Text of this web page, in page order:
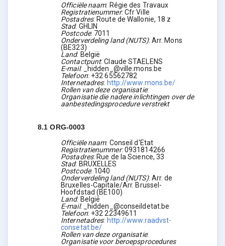
Officiële naam: Régie des Travaux
Registratienummer: Cfr Ville
Postadres:Route de Wallonie, 18 z
Stad: GHLIN
Postcode: 7011
Onderverdeling land (NUTS): Arr. Mons
(BE323)
Land: België
Contactpunt:Claude STAELENS
E-mail:
_hidden_@ville.mons.be
Telefoon: +32 65562782
Internetadres: http://www.mons.be/
Rollen van deze organisatie:
Organisatie die nadere inlichtingen over de
aanbestedingsprocedure verstrekt
8.1ORG-0003
Officiële naam: Conseil d'Etat
Registratienummer: 0931814266
Postadres:Rue de la Science, 33
Stad: BRUXELLES
Postcode: 1040
Onderverdeling land (NUTS): Arr. de
Bruxelles-Capitale/Arr. Brussel-
Hoofdstad (BE100)
Land: België
E-mail:
_hidden_@conseildetat.be
Telefoon: +32 22349611
Internetadres: http://www.raadvst-
consetat.be/
Rollen van deze organisatie:
Organisatie voor beroepsprocedures